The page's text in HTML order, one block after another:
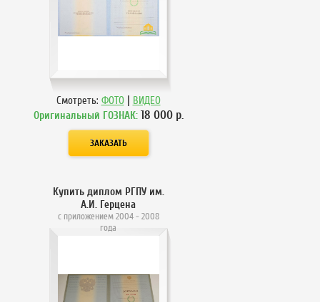
Смотреть: ФОТО | ВИДЕО
Оригинальный ГОЗНАК: 18 000р.
Купить диплом РГПУ им.
А.И. Герцена
с приложением 2004 - 2008
года